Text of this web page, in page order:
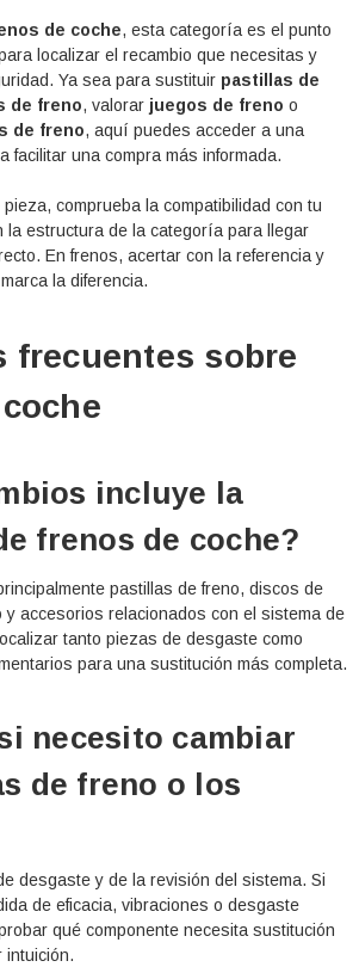
de coche, esta categoría es el punto
localizar el recambio que necesitas y
Ya sea para sustituir pastillas de
de freno, valorar juegos de freno o
de freno, aquí puedes acceder a una
facilitar una compra más informada.
comprueba la compatibilidad con tu
la estructura de la categoría para llegar
En frenos, acertar con la referencia y
la diferencia.
frecuentes sobre
incluye la
frenos de coche?
pastillas de freno, discos de
y accesorios relacionados con el sistema de
tanto piezas de desgaste como
para una sustitución más completa.
necesito cambiar
de freno o los
desgaste y de la revisión del sistema. Si
de eficacia, vibraciones o desgaste
qué componente necesita sustitución
intuición.